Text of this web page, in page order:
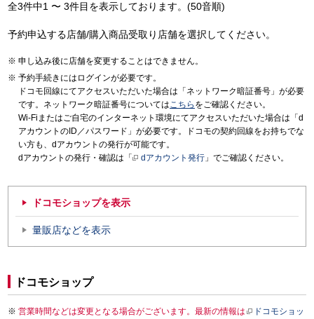
全3件中1 〜 3件目を表示しております。(50音順)
予約申込する店舗/購入商品受取り店舗を選択してください。
申し込み後に店舗を変更することはできません。
予約手続きにはログインが必要です。
ドコモ回線にてアクセスいただいた場合は「ネットワーク暗証番号」が必要
です。ネットワーク暗証番号についてはこちら をご確認ください。
Wi-Fiまたはご自宅のインターネット環境にてアクセスいただいた場合は「d
アカウントのID／パスワード」が必要です。ドコモの契約回線をお持ちでな
い方も、dアカウントの発行が可能です。
dアカウントの発行・確認は「
dアカウント発行 」でご確認ください。
ドコモショップを表示
量販店などを表示
ドコモショップ
営業時間などは変更となる場合がございます。最新の情報は
ドコモショッ